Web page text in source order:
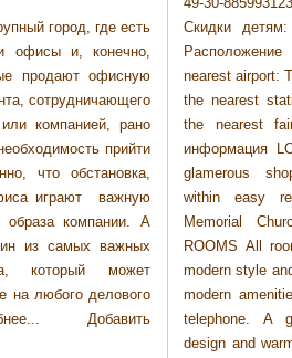
город, где есть
офисы и, конечно,
продают офисную
сотрудничающего
компанией, рано
прийти
что обстановка,
играют важную
компании. А
из самых важных
который может
на любого делового
Добавить
Скидки
nearest airport:
the nearest
the nearest
информация
glamerous
within easy
Memorial
ROOMS All
modern style
modern
telephone. A
design and
of the century.
size and
and
hotel comes
opened in
with a very
24.09.2004 -
12.10.2004:
20.01.2005 -
09.02.2005 -